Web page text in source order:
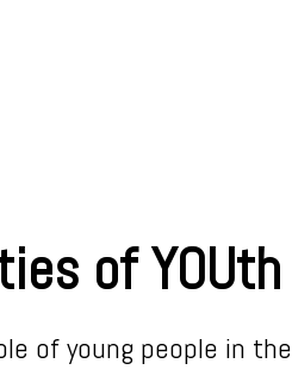
of YOUth
of young people in the